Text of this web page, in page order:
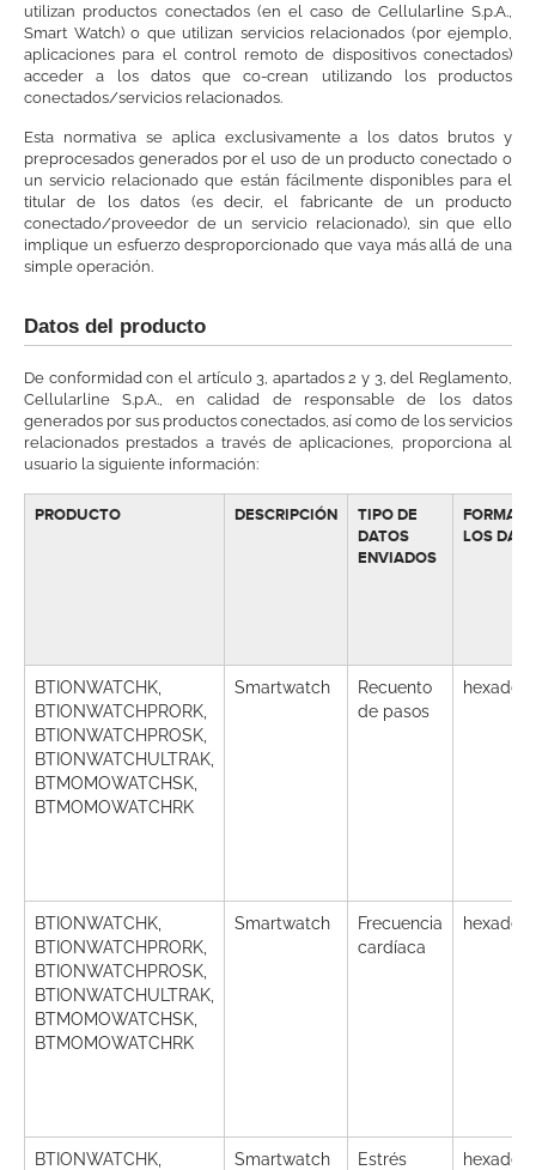
utilizan productos conectados (en el caso de Cellularline S.p.A.,
Smart Watch) o que utilizan servicios relacionados (por ejemplo,
aplicaciones para el control remoto de dispositivos conectados)
acceder a los datos que co-crean utilizando los productos
conectados/servicios relacionados.
Esta normativa se aplica exclusivamente a los datos brutos y
preprocesados generados por el uso de un producto conectado o
un servicio relacionado que están fácilmente disponibles para el
titular de los datos (es decir, el fabricante de un producto
conectado/proveedor de un servicio relacionado), sin que ello
implique un esfuerzo desproporcionado que vaya más allá de una
simple operación.
Datos del producto
De conformidad con el artículo 3, apartados 2 y 3, del Reglamento,
Cellularline S.p.A., en calidad de responsable de los datos
generados por sus productos conectados, así como de los servicios
relacionados prestados a través de aplicaciones, proporciona al
usuario la siguiente información:
PRODUCTO DESCRIPCIÓN
TIPO DE
DATOS
ENVIADOS
LOS
BTIONWATCHK,
BTIONWATCHPRORK,
BTIONWATCHPROSK,
BTIONWATCHULTRAK,
BTMOMOWATCHSK,
BTMOMOWATCHRK
Smartwatch
Recuento
de pasos
BTIONWATCHK,
BTIONWATCHPRORK,
BTIONWATCHPROSK,
BTIONWATCHULTRAK,
BTMOMOWATCHSK,
BTMOMOWATCHRK
Smartwatch
Frecuencia
cardíaca
BTIONWATCHK,
Smartwatch Estrés